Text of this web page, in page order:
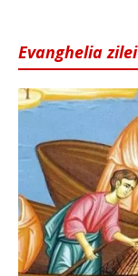
Evanghelia zilei